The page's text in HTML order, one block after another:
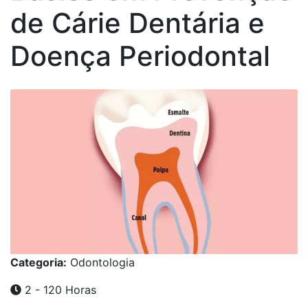
de Cárie Dentária e
Doença Periodontal
Categoria: Odontologia
2 - 120 Horas